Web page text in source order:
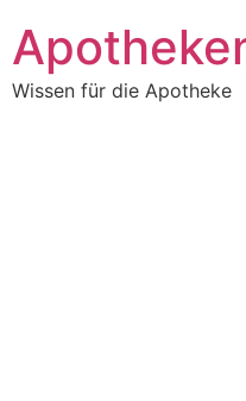
Wissen für die Apotheke